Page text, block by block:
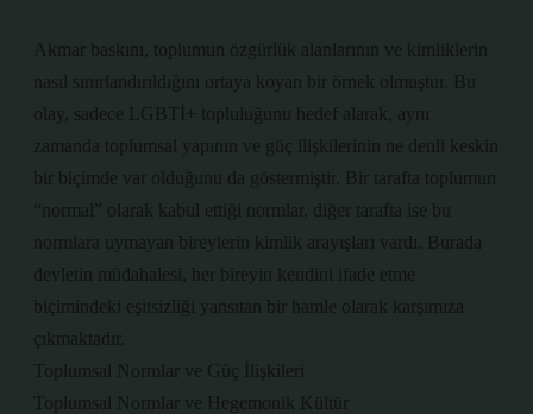
Akmar baskını, toplumun özgürlük alanlarının ve kimliklerin
nasıl sınırlandırıldığını ortaya koyan bir örnek olmuştur. Bu
olay, sadece LGBTİ+ topluluğunu hedef alarak, aynı
zamanda toplumsal yapının ve güç ilişkilerinin ne denli keskin
bir biçimde var olduğunu da göstermiştir. Bir tarafta toplumun
“normal” olarak kabul ettiği normlar, diğer tarafta ise bu
normlara uymayan bireylerin kimlik arayışları vardı. Burada
devletin müdahalesi, her bireyin kendini ifade etme
biçimindeki eşitsizliği yansıtan bir hamle olarak karşımıza
çıkmaktadır.
Toplumsal Normlar ve Güç İlişkileri
Toplumsal Normlar ve Hegemonik Kültür